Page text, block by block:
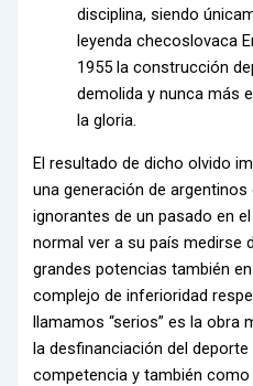
disciplina, siendo
leyenda checoslovaca
1955 la construcción
demolida y nunca más
la gloria.
El resultado de dicho olvido
una generación de
ignorantes de un pasado en
normal ver a su país medirse
grandes potencias también
complejo de inferioridad
llamamos “serios” es la obra
la desfinanciación del
competencia y también